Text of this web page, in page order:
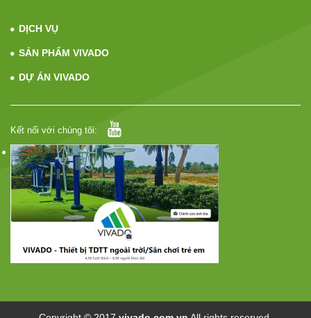
DỊCH VỤ
SẢN PHẨM VIVADO
DỰ ÁN VIVADO
Kết nối với chúng tôi: